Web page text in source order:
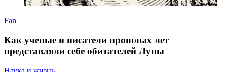
Fan
Как ученые и писатели прошлых лет
представляли себе обитателей Луны